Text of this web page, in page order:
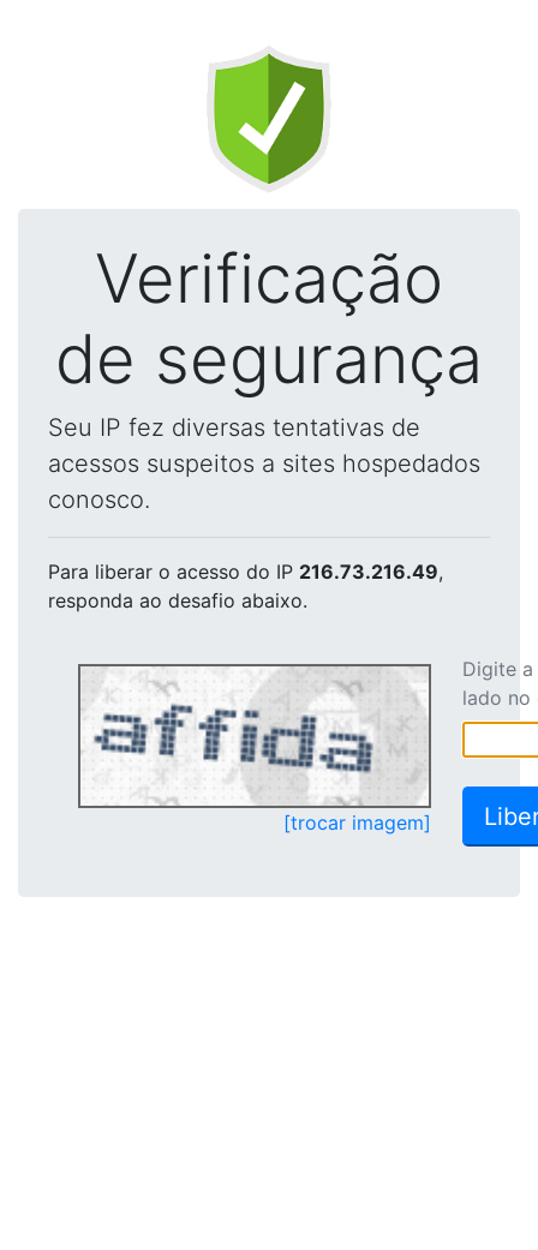
Verificação
de segurança
Seu IP fez diversas tentativas de
acessos suspeitos a sites hospedados
conosco.
Para liberar o acesso do IP 216.73.216.49,
responda ao desafio abaixo.
[trocar imagem]
Digite
lado no